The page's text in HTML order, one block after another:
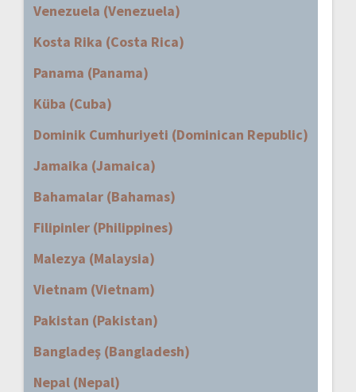
Venezuela (Venezuela)
Kosta Rika (Costa Rica)
Panama (Panama)
Küba (Cuba)
Dominik Cumhuriyeti (Dominican Republic)
Jamaika (Jamaica)
Bahamalar (Bahamas)
Filipinler (Philippines)
Malezya (Malaysia)
Vietnam (Vietnam)
Pakistan (Pakistan)
Bangladeş (Bangladesh)
Nepal (Nepal)